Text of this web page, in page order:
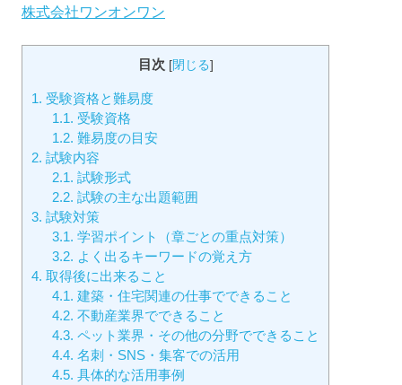
株式会社ワンオンワン
目次 [閉じる]
1. 受験資格と難易度
1.1. 受験資格
1.2. 難易度の目安
2. 試験内容
2.1. 試験形式
2.2. 試験の主な出題範囲
3. 試験対策
3.1. 学習ポイント（章ごとの重点対策）
3.2. よく出るキーワードの覚え方
4. 取得後に出来ること
4.1. 建築・住宅関連の仕事でできること
4.2. 不動産業界でできること
4.3. ペット業界・その他の分野でできること
4.4. 名刺・SNS・集客での活用
4.5. 具体的な活用事例